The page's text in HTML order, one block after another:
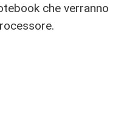
che verranno